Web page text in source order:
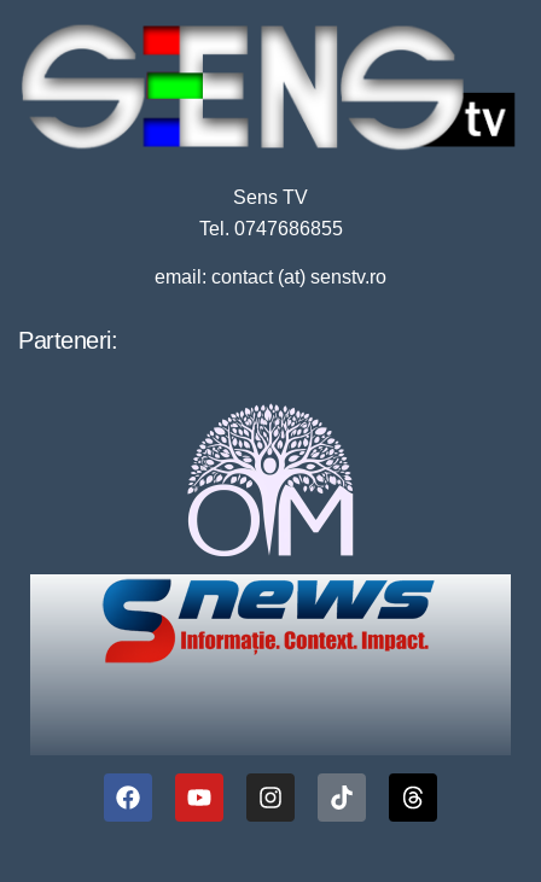
Sens TV
Tel. 0747686855
email: contact (at) senstv.ro
Parteneri: